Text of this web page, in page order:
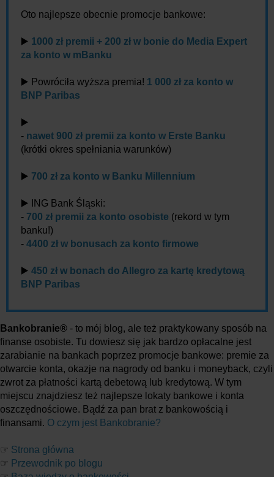
Oto najlepsze obecnie promocje bankowe:
▶️ 1000 zł premii + 200 zł w bonie do Media Expert
za konto w mBanku
▶️ Powróciła wyższa premia! 1 000 zł za konto w
BNP Paribas
▶️
- nawet 900 zł premii za konto w Erste Banku
(krótki okres spełniania warunków)
▶️ 700 zł za konto w Banku Millennium
▶️ ING Bank Śląski:
- 700 zł premii za konto osobiste (rekord w tym
banku!)
- 4400 zł w bonusach za konto firmowe
▶️ 450 zł w bonach do Allegro za kartę kredytową
BNP Paribas
Bankobranie® - to mój blog, ale też praktykowany sposób na
finanse osobiste. Tu dowiesz się jak bardzo opłacalne jest
zarabianie na bankach poprzez promocje bankowe: premie za
otwarcie konta, okazje na nagrody od banku i moneyback, czyli
zwrot za płatności kartą debetową lub kredytową. W tym
miejscu znajdziesz też najlepsze lokaty bankowe i konta
oszczędnościowe. Bądź za pan brat z bankowością i
finansami. O czym jest Bankobranie?
☞ Strona główna
☞ Przewodnik po blogu